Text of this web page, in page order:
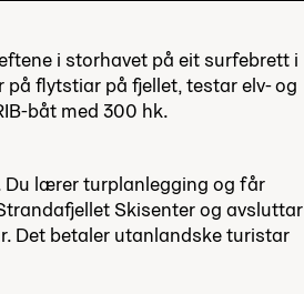
i storhavet på eit surfebrett i
flytstiar på fjellet, testar elv- og
båt med 300 hk.
Du lærer turplanlegging og får
Skisenter og avsluttar
Det betaler utanlandske turistar